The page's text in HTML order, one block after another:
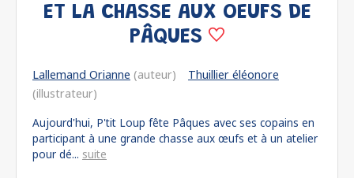
ET LA CHASSE AUX OEUFS DE
PÂQUES
Lallemand Orianne (auteur)
Thuillier éléonore
(illustrateur)
Aujourd'hui, P'tit Loup fête Pâques avec ses copains en
participant à une grande chasse aux œufs et à un atelier
pour dé... suite